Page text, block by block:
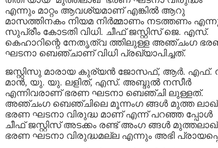
എന്നും മാറ്റം ആവശ്യമാണ് എങ്കില്‍ ആറു
മാസത്തിനകം നിയമ നിർമ്മാണം നടത്തണം
സുപ്രീം കോടതി വിധി. ചീഫ് ജസ്റ്റിസ് ജെ. എസ്.
കെഹാറിന്റെ നേതൃത്വ ത്തിലുള്ള അഞ്ചംഗ
ഘടനാ ബെഞ്ചാണ് വിധി പ്രഖ്യാപിച്ചത്.
ജസ്റ്റിസു മാരായ കുര്യൻ ജോസഫ്, ആർ. എഫ്.
മാൻ, യു. യു. ലളിത്, എസ്. അബ്ദുൽ നസീർ
എന്നിവരാണ് ഭരണ ഘടനാ ബെഞ്ചി ലുള്ളത്.
അഞ്ചംഗ ബെഞ്ചിലെ മൂന്നംഗ ങ്ങൾ മുത്ത ലാഖ്
ഭരണ ഘടനാ വിരുദ്ധ മാണ് എന്ന് പറഞ്ഞ പ്പോൾ
ചീഫ് ജസ്റ്റിസ് അടക്കം രണ്ട് അംഗ ങ്ങള്‍ മുത്തലാഖ്
ഭരണ ഘടനാ വിരുദ്ധമല്ല എന്നും അഭി